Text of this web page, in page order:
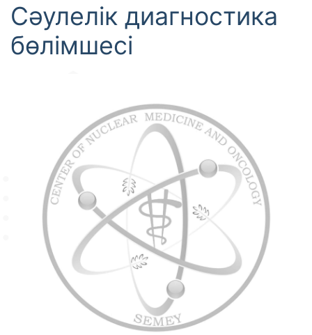
Сәулелік диагностика
бөлімшесі